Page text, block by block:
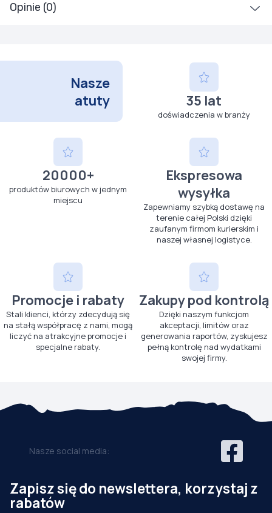
Opinie (0)
Nasze
atuty
35 lat
doświadczenia w branży
20000+
produktów biurowych w jednym
miejscu
Ekspresowa
wysyłka
Zapewniamy szybką dostawę na
terenie całej Polski dzięki
zaufanym firmom kurierskim i
naszej własnej logistyce.
Promocje i rabaty
Stali klienci, którzy zdecydują się
na stałą współpracę z nami, mogą
liczyć na atrakcyjne promocje i
specjalne rabaty.
Zakupy pod kontrolą
Dzięki naszym funkcjom
akceptacji, limitów oraz
generowania raportów, zyskujesz
pełną kontrolę nad wydatkami
swojej firmy.
Nasze social media:
Zapisz się do newslettera, korzystaj z
rabatów